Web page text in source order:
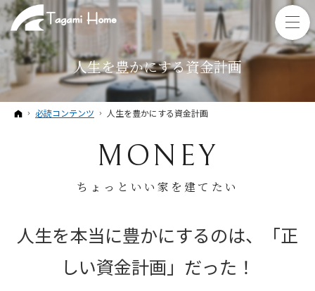
人生を豊かにする資金計画
ホーム
必読コンテンツ 人生を豊かにする資金計画
MONEY
ちょっといい家を建てたい
人生を本当に豊かにするのは、「正
しい資金計画」 だった！